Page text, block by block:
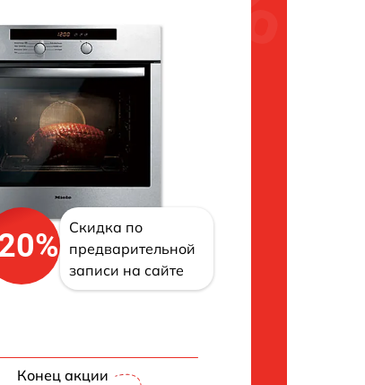
Скидка по
предварительной
записи на сайте
Конец акции